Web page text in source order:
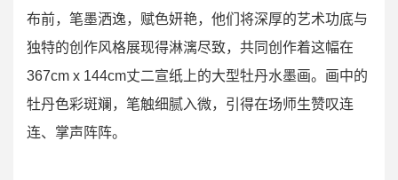
布前，笔墨洒逸，赋色妍艳，他们将深厚的艺术功底与
独特的创作风格展现得淋漓尽致，共同创作着这幅在
367cm x 144cm丈二宣纸上的大型牡丹水墨画。画中的
牡丹色彩斑斓，笔触细腻入微，引得在场师生赞叹连
连、掌声阵阵。